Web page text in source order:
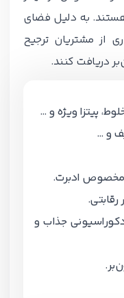
به دلیل فضای
از مشتریان ترجیح
دریافت کنند.
پیتزا ویژه و …
و …
مخصوص ادبرت.
جذاب و